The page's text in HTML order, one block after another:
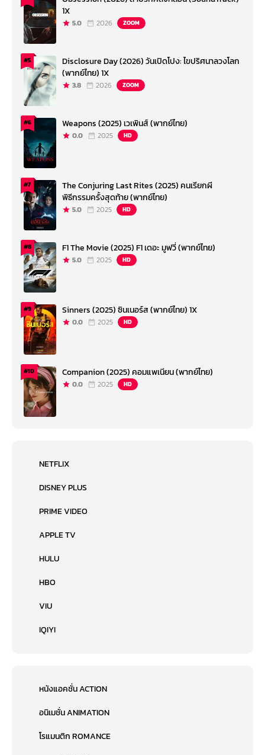
1X
5.0 2026 ZOOM
#5
Disclosure Day (2026) วันเปิดโปง: ไขปริศนาลวงโลก
(พากย์ไทย) 1X
3.8 2026 ZOOM
#6 Weapons (2025) เวเพินส์ (พากย์ไทย)
0.0 2025 HD
#7
The Conjuring Last Rites (2025) คนเรียกผี
พิธีกรรมครั้งสุดท้าย (พากย์ไทย)
5.0 2025 HD
#8 F1 The Movie (2025) F1 เดอะ มูฟวี่ (พากย์ไทย)
5.0 2025 HD
#9 Sinners (2025) ซินเนอร์ส (พากย์ไทย) 1X
0.0 2025 HD
#10 Companion (2025) คอมแพเนียน (พากย์ไทย)
0.0 2025 HD
NETFLIX
DISNEY PLUS
PRIME VIDEO
APPLE TV
HULU
HBO
VIU
IQIYI
หนังแอคชั่น ACTION
อนิเมชั่น ANIMATION
โรแมนติก ROMANCE